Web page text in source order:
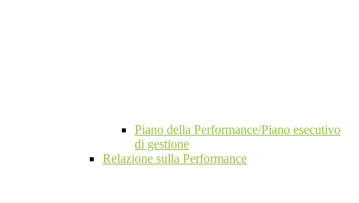
Piano della Performance/Piano esecutivo
di gestione
Relazione sulla Performance